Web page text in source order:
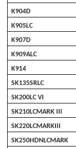
K904D
K905LC
K907D
K909ALC
K914
SK135SRLC
SK200LC VI
SK210LCMARK III
SK220LCMARKIII
SK250HDNLCMARK